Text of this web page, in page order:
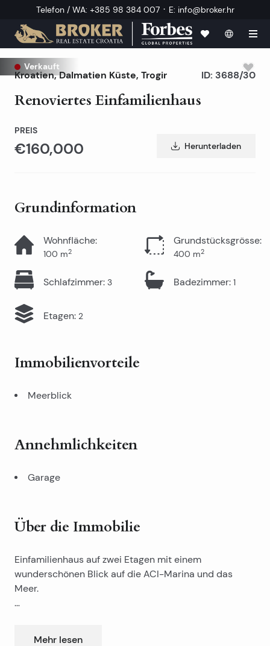
Telefon / WA: +385 98 384 007 · E: info@broker.hr
Verkauft
Kroatien,Dalmatien Küste, Trogir
Renoviertes Einfamilienhaus
ID: 3688/30
PREIS
€160,000 Herunterladen
Grundinformation
Wohnfläche:
100 m2
Grundstücksgrösse:
400 m2
Schlafzimmer: 3 Badezimmer: 1
Etagen: 2
Immobilienvorteile
Meerblick
Annehmlichkeiten
Garage
Über die Immobilie
Einfamilienhaus auf zwei Etagen mit einem
wunderschönen Blick auf die ACI-Marina und das
Meer.
Mehr lesen